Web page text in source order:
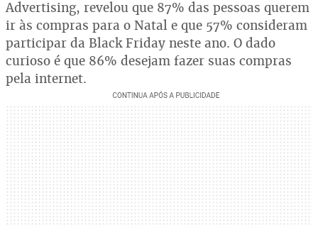
Advertising, revelou que 87% das pessoas querem
ir às compras para o Natal e que 57% consideram
participar da Black Friday neste ano. O dado
curioso é que 86% desejam fazer suas compras
pela internet.